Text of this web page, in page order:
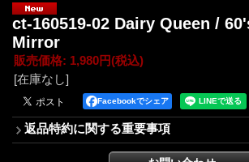
ct-160519-02 Dairy Queen /
Mirror
販売価格: 1,980円(税込)
[在庫なし]
Facebookでシェア
返品特約に関する重要事項